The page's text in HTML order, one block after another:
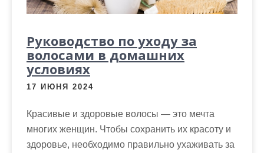
Руководство по уходу за
волосами в домашних
условиях
17 ИЮНЯ 2024
Красивые и здоровые волосы — это мечта
многих женщин. Чтобы сохранить их красоту и
здоровье, необходимо правильно ухаживать за